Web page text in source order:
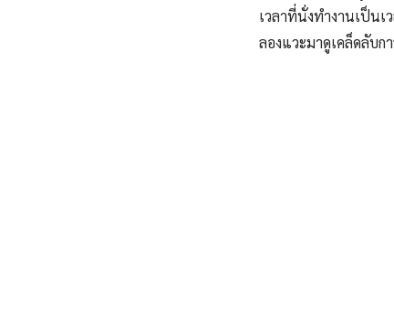
เวลาที่นั่งทำงานเป็น
ลองแวะมาดูเคล็ดลับก